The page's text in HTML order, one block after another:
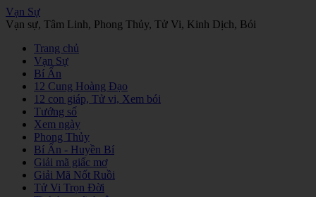
Vạn Sự
Vạn sự, Tâm Linh, Phong Thủy, Tử Vi, Kinh Dịch, Bói
Trang chủ
Vạn Sự
Bí Ẩn
12 Cung Hoàng Đạo
12 con giáp, Tử vi, Xem bói
Tướng số
Xem ngày
Phong Thủy
Bí Ẩn - Huyền Bí
Giải mã giấc mơ
Giải Mã Nốt Ruồi
Tử Vi Trọn Đời